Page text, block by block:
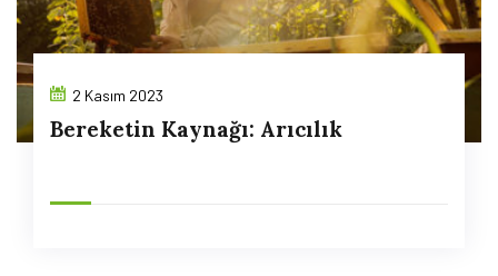
2 Kasım 2023
Bereketin Kaynağı: Arıcılık